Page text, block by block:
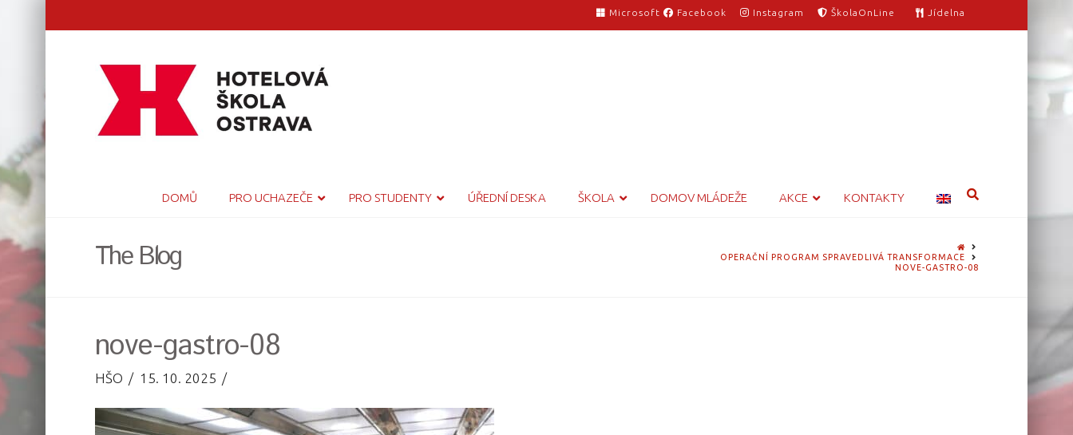
Microsoft Facebook Instagram ŠkolaOnLine Jídelna
DOMŮ PRO UCHAZEČE PRO STUDENTY ÚŘEDNÍ DESKA ŠKOLA DOMOV MLÁDEŽE AKCE KONTAKTY
The Blog
HOME
OPERAČNÍ PROGRAM SPRAVEDLIVÁ TRANSFORMACE
NOVE-GASTRO-08
nove-gastro-08
HŠO 15. 10. 2025